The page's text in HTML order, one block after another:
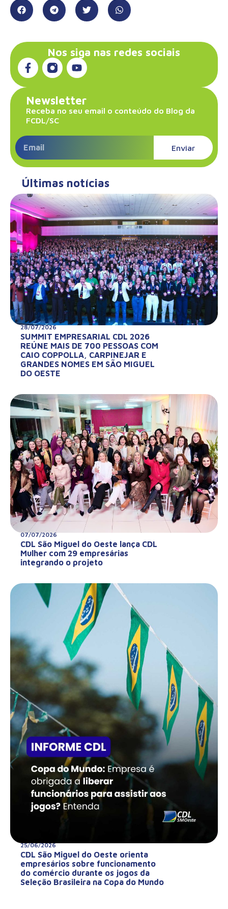
Nos siga nas redes sociais
Newsletter
Receba no seu email o conteúdo do Blog da
FCDL/SC
Enviar
Últimas notícias
28/07/2026
SUMMIT EMPRESARIAL CDL 2026
REÚNE MAIS DE 700 PESSOAS COM
CAIO COPPOLLA, CARPINEJAR E
GRANDES NOMES EM SÃO MIGUEL
DO OESTE
07/07/2026
CDL São Miguel do Oeste lança CDL
Mulher com 29 empresárias
integrando o projeto
25/06/2026
CDL São Miguel do Oeste orienta
empresários sobre funcionamento
do comércio durante os jogos da
Seleção Brasileira na Copa do Mundo